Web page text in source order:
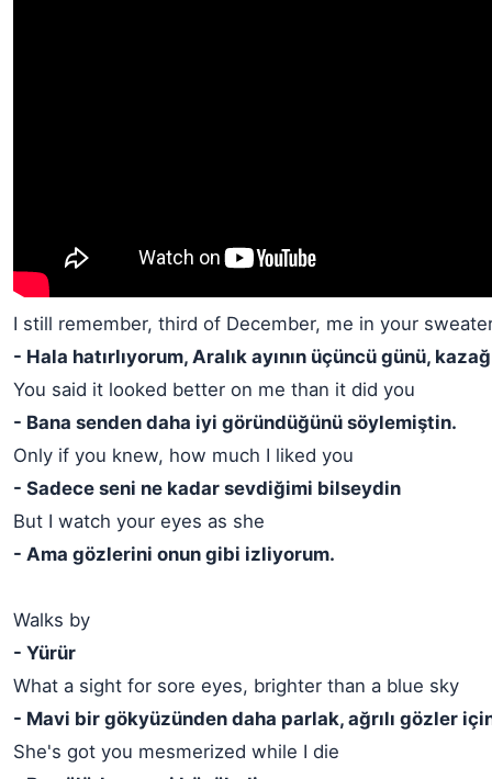
I still remember, third of December, me in your
- Hala hatırlıyorum, Aralık ayının üçüncü günü,
You said it looked better on me than it did you
- Bana senden daha iyi göründüğünü söylemiştin.
Only if you knew, how much I liked you
- Sadece seni ne kadar sevdiğimi bilseydin
But I watch your eyes as she
- Ama gözlerini onun gibi izliyorum.
Walks by
- Yürür
What a sight for sore eyes, brighter than a blue sky
- Mavi bir gökyüzünden daha parlak, ağrılı gözler
She's got you mesmerized while I die